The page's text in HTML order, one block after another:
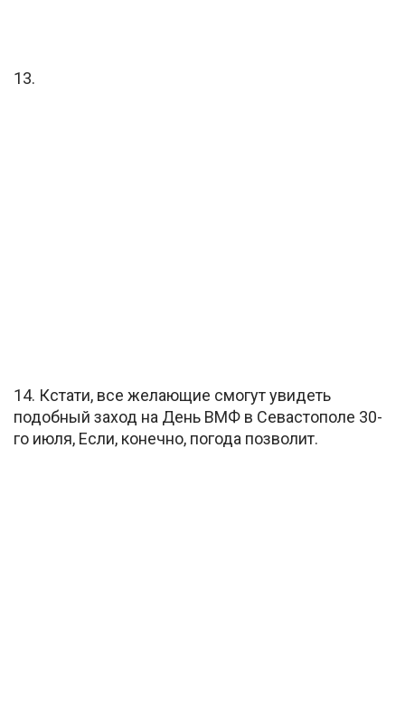
13.
14. Кстати, все желающие смогут увидеть
подобный заход на День ВМФ в Севастополе 30-
го июля, Если, конечно, погода позволит.